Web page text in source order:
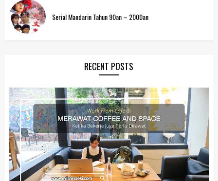
Serial Mandarin Tahun 90an – 2000an
RECENT POSTS